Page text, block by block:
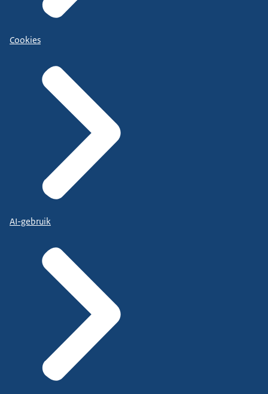
Cookies
AI-gebruik